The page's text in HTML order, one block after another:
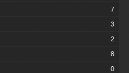
7
3
2
8
0